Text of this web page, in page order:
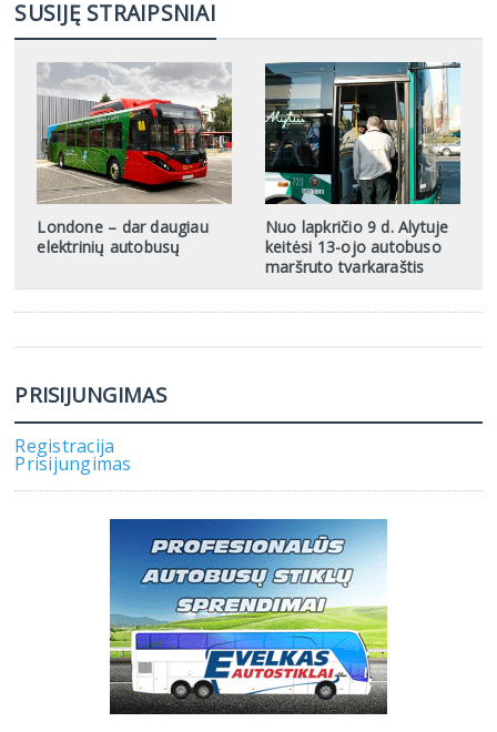
SUSIJĘ STRAIPSNIAI
Londone – dar daugiau
elektrinių autobusų
Nuo lapkričio 9 d. Alytuje
keitėsi 13-ojo autobuso
maršruto tvarkaraštis
PRISIJUNGIMAS
Registracija
Prisijungimas